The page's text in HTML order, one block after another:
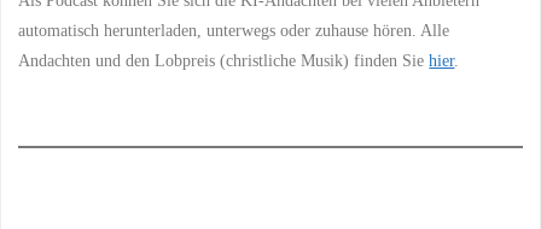
automatisch herunterladen, unterwegs oder zuhause hören. Alle
Andachten und den Lobpreis (christliche Musik) finden Siehier.